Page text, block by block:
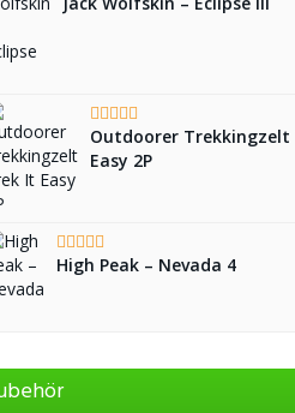
Outdoorer Trekkingzelt
Easy 2P
High Peak – Nevada 4